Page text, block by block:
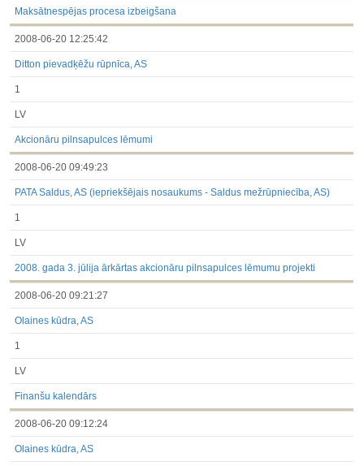
Maksātnespējas procesa izbeigšana
2008-06-20 12:25:42
Ditton pievadķēžu rūpnīca, AS
1
LV
Akcionāru pilnsapulces lēmumi
2008-06-20 09:49:23
PATA Saldus, AS (iepriekšējais nosaukums - Saldus mežrūpniecība, AS)
1
LV
2008. gada 3. jūlija ārkārtas akcionāru pilnsapulces lēmumu projekti
2008-06-20 09:21:27
Olaines kūdra, AS
1
LV
Finanšu kalendārs
2008-06-20 09:12:24
Olaines kūdra, AS